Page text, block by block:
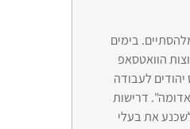
בימים
הוואטסאפ
יהודים לעבודה
דרישות
את בעלי